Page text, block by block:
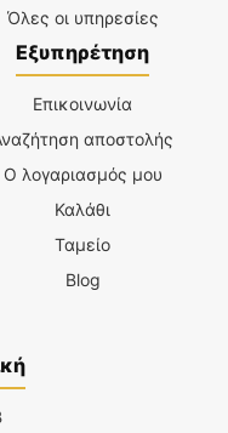
Όλες οι υπηρεσίες
Εξυπηρέτηση
Επικοινωνία
αποστολής
Ο λογαριασμός μου
Καλάθι
Ταμείο
Blog